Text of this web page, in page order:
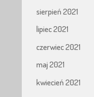
sierpień 2021
lipiec 2021
czerwiec 2021
maj 2021
kwiecień 2021